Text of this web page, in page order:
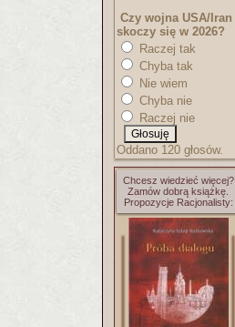
Czy wojna USA/Iran
skoczy się w 2026?
Raczej tak
Chyba tak
Nie wiem
Chyba nie
Raczej nie
Oddano 120 głosów.
Chcesz wiedzieć więcej?
Zamów dobrą książkę.
Propozycje Racjonalisty: